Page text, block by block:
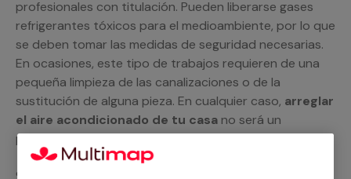
profesionales con titulación. Pueden liberarse gases
refrigerantes tóxicos para el medioambiente, por lo que
se deben tomar las medidas de seguridad necesarias.
En ocasiones, este tipo de trabajos requieren de una
pequeña limpieza de las canalizaciones o de la
sustitución de alguna pieza. En cualquier caso, arreglar
el aire acondicionado de tu casa no será un
problema para nuestros especialistas.
¿Por qué no nos pides un presupuesto personalizado y